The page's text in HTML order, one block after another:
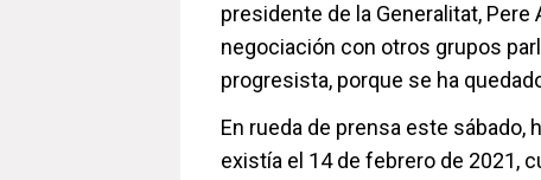
presidente de la Generalitat, Pere
negociación con otros grupos
progresista, porque se ha
En rueda de prensa este sábado,
existía el 14 de febrero de 2021,